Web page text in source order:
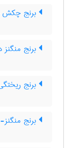
برنج چکش
برنج منگنز
برنج
برنج